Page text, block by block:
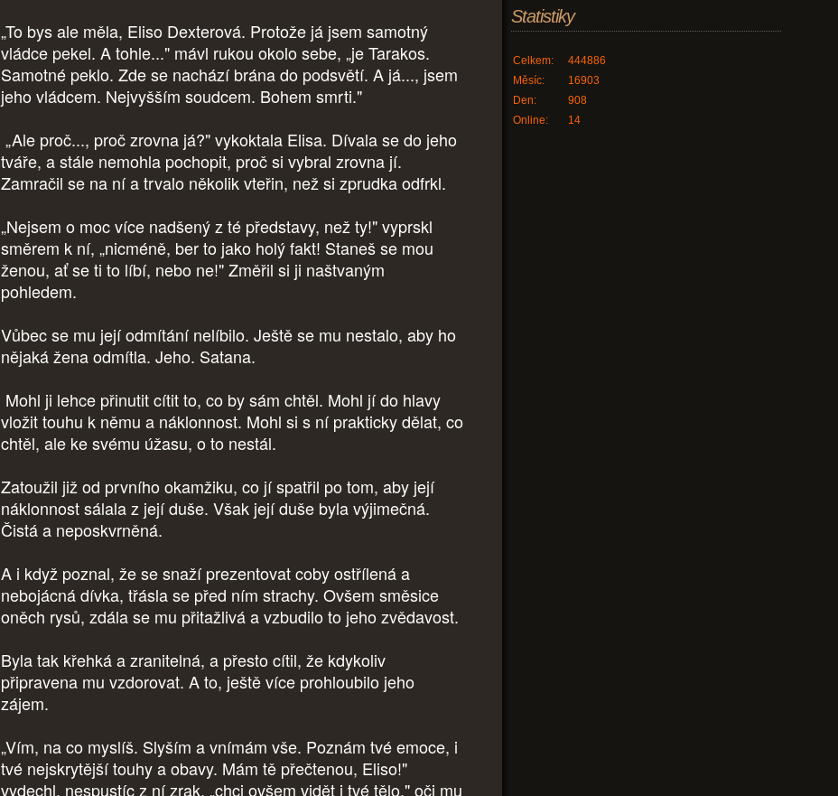
„To bys ale měla, Eliso Dexterová. Protože já jsem samotný
vládce pekel. A tohle..." mávl rukou okolo sebe, „je Tarakos.
Samotné peklo. Zde se nachází brána do podsvětí. A já..., jsem
jeho vládcem. Nejvyšším soudcem. Bohem smrti."
„Ale proč..., proč zrovna já?" vykoktala Elisa. Dívala se do jeho
tváře, a stále nemohla pochopit, proč si vybral zrovna jí.
Zamračil se na ní a trvalo několik vteřin, než si zprudka odfrkl.
„Nejsem o moc více nadšený z té představy, než ty!" vyprskl
směrem k ní, „nicméně, ber to jako holý fakt! Staneš se mou
ženou, ať se ti to líbí, nebo ne!" Změřil si ji naštvaným
pohledem.
Vůbec se mu její odmítání nelíbilo. Ještě se mu nestalo, aby ho
nějaká žena odmítla. Jeho. Satana.
Mohl ji lehce přinutit cítit to, co by sám chtěl. Mohl jí do hlavy
vložit touhu k němu a náklonnost. Mohl si s ní prakticky dělat, co
chtěl, ale ke svému úžasu, o to nestál.
Zatoužil již od prvního okamžiku, co jí spatřil po tom, aby její
náklonnost sálala z její duše. Však její duše byla výjimečná.
Čistá a neposkvrněná.
A i když poznal, že se snaží prezentovat coby ostřílená a
nebojácná dívka, třásla se před ním strachy. Ovšem směsice
oněch rysů, zdála se mu přitažlivá a vzbudilo to jeho zvědavost.
Byla tak křehká a zranitelná, a přesto cítil, že kdykoliv
připravena mu vzdorovat. A to, ještě více prohloubilo jeho
zájem.
„Vím, na co myslíš. Slyším a vnímám vše. Poznám tvé emoce, i
tvé nejskrytější touhy a obavy. Mám tě přečtenou, Eliso!"
vydechl, nespustíc z ní zrak, „chci ovšem vidět i tvé tělo," oči mu
Statistiky
Online: 14
Celkem:
444886
Měsíc:
16903
Den:
908